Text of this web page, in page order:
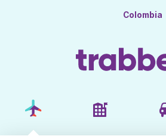
Colombia